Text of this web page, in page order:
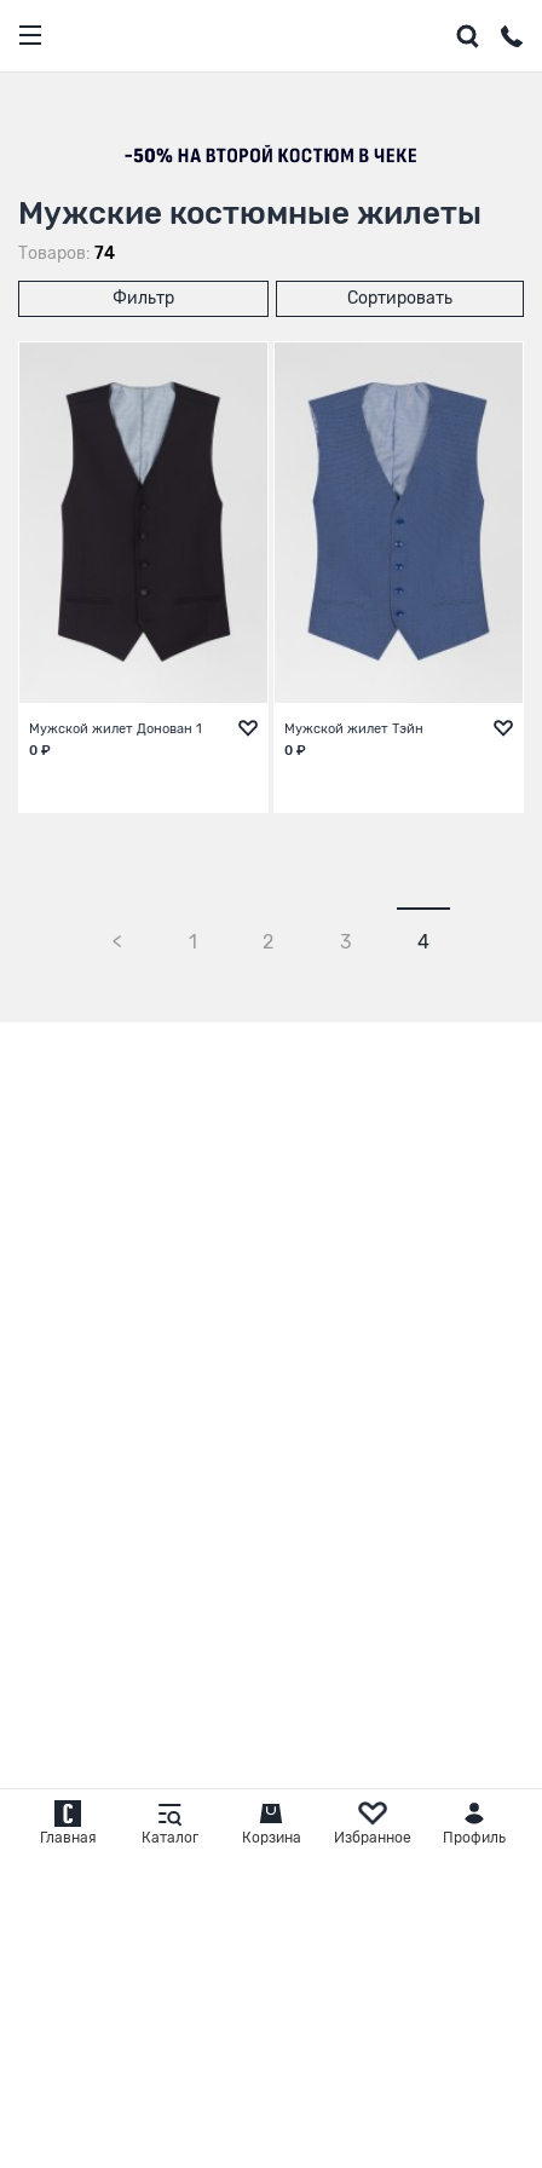
Главная Каталог Корзина Избранное Профиль
Мужские костюмные жилеты
Товаров: 74
Фильтр Сортировать
Мужской жилет Донован 1
0 ₽
Мужской жилет Тэйн
0 ₽
< 1 2 3 4